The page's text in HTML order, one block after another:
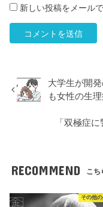
新しい投稿をメール
大学生が開
も女性の生
「双極症
RECOMMEND こち
その他